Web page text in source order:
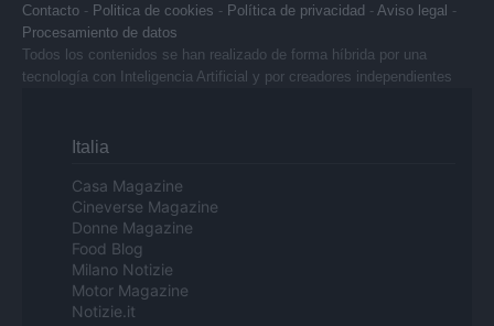
Contacto - Politica de cookies - Política de privacidad - Aviso legal -
Procesamiento de datos
Todos los contenidos se han realizado de forma híbrida por una
tecnología con Inteligencia Artificial y por creadores independientes
Italia
Casa Magazine
Cineverse Magazine
Donne Magazine
Food Blog
Milano Notizie
Motor Magazine
Notizie.it